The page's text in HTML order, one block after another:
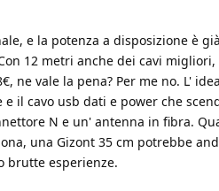
e la potenza a disposizione è
12 metri anche dei cavi
ne vale la pena? Per me no. L'
il cavo usb dati e power che
N e un' antenna in fibra.
una Gizont 35 cm potrebbe
brutte esperienze.